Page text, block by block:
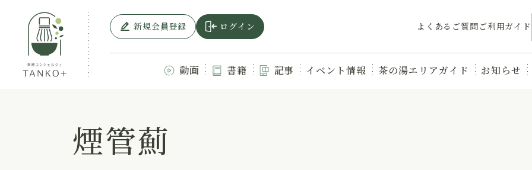
新規会員登録 ログイン よくあるご質問ご利用ガイド
動画 書籍 記事 イベント情報 茶の湯エリアガイド お知らせ
煙管薊